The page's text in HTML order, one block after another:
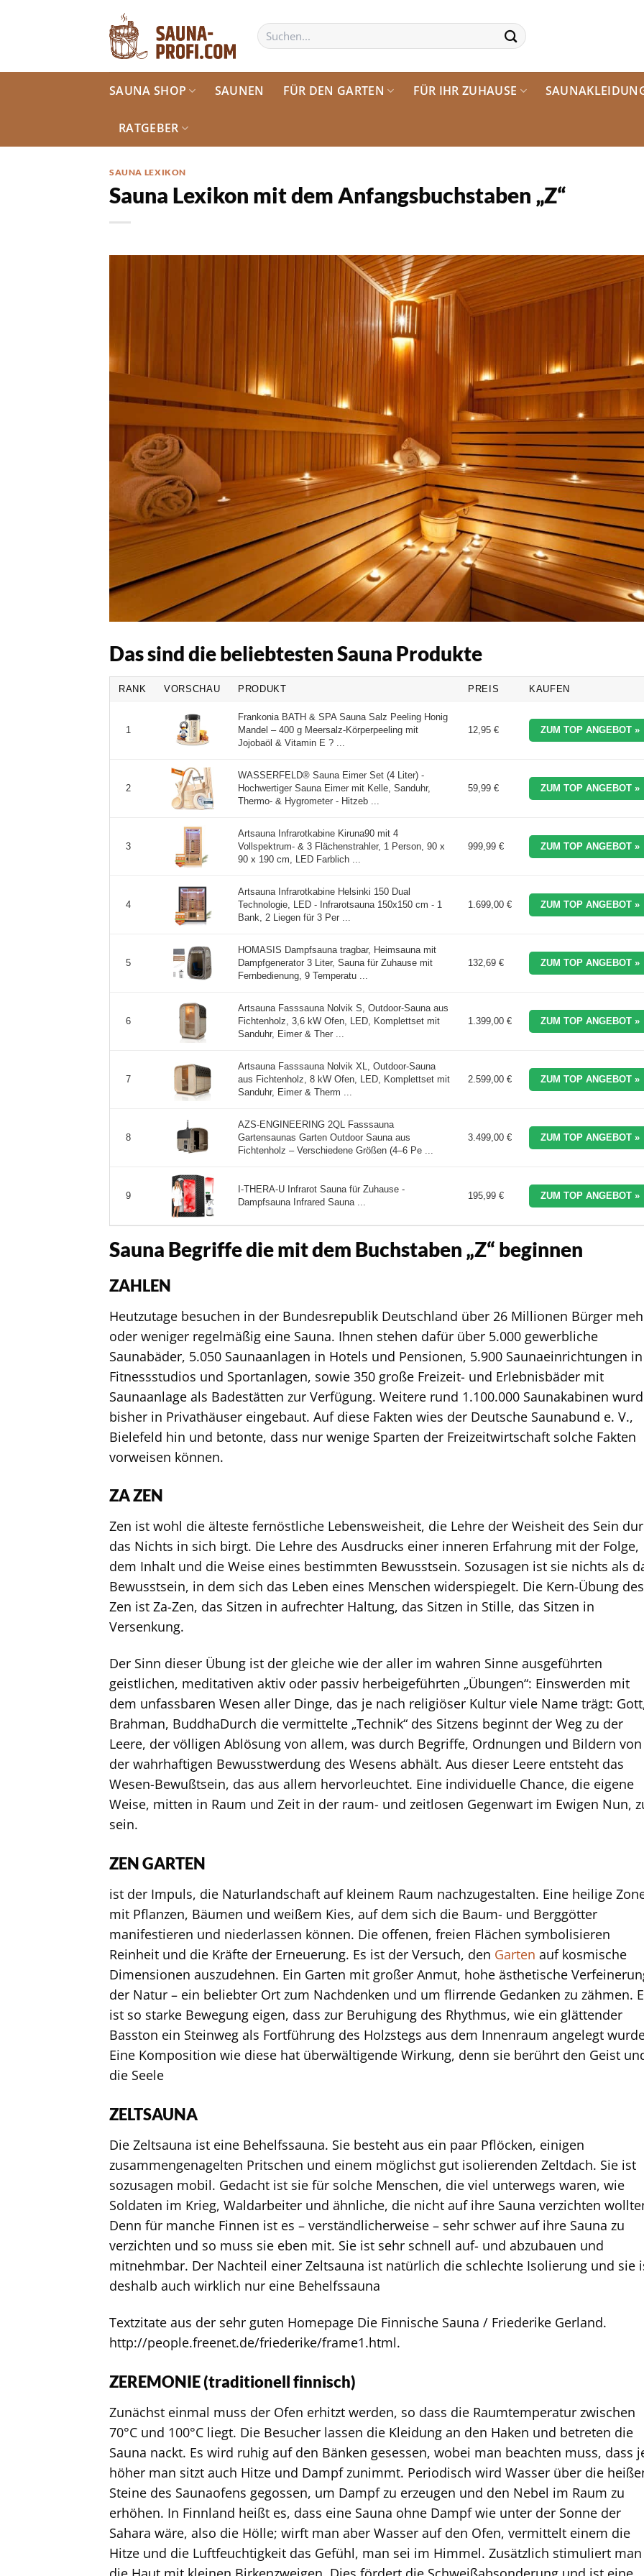
Suchen
nach:
SAUNA SHOP SAUNEN FÜR DEN GARTEN FÜR IHR ZUHAUSE
RATGEBER
SAUNA LEXIKON
Sauna Lexikon mit dem Anfangsbuchstaben „Z“
Das sind die beliebtesten Sauna Produkte
RANK VORSCHAU PRODUKT PREIS KAUFEN
1
Frankonia BATH & SPA Sauna Salz Peeling Honig
Mandel – 400 g Meersalz-Körperpeeling mit
Jojobaöl & Vitamin E ? ...
12,95 € ZUM TOP ANGEBOT »
2
WASSERFELD® Sauna Eimer Set (4 Liter) -
Hochwertiger Sauna Eimer mit Kelle, Sanduhr,
Thermo- & Hygrometer - Hitzeb ...
59,99 € ZUM TOP ANGEBOT »
3
Artsauna Infrarotkabine Kiruna90 mit 4
Vollspektrum- & 3 Flächenstrahler, 1 Person, 90 x
90 x 190 cm, LED Farblich ...
999,99 € ZUM TOP ANGEBOT »
4
Artsauna Infrarotkabine Helsinki 150 Dual
Technologie, LED - Infrarotsauna 150x150 cm - 1
Bank, 2 Liegen für 3 Per ...
1.699,00 € ZUM TOP ANGEBOT »
5
HOMASIS Dampfsauna tragbar, Heimsauna mit
Dampfgenerator 3 Liter, Sauna für Zuhause mit
Fernbedienung, 9 Temperatu ...
132,69 € ZUM TOP ANGEBOT »
6
Artsauna Fasssauna Nolvik S, Outdoor-Sauna aus
Fichtenholz, 3,6 kW Ofen, LED, Komplettset mit
Sanduhr, Eimer & Ther ...
1.399,00 € ZUM TOP ANGEBOT »
7
Artsauna Fasssauna Nolvik XL, Outdoor-Sauna
aus Fichtenholz, 8 kW Ofen, LED, Komplettset mit
Sanduhr, Eimer & Therm ...
2.599,00 € ZUM TOP ANGEBOT »
8
AZS-ENGINEERING 2QL Fasssauna
Gartensaunas Garten Outdoor Sauna aus
Fichtenholz – Verschiedene Größen (4–6 Pe ...
3.499,00 € ZUM TOP ANGEBOT »
9
I-THERA-U Infrarot Sauna für Zuhause -
Dampfsauna Infrared Sauna ...
195,99 € ZUM TOP ANGEBOT »
Sauna Begriffe die mit dem Buchstaben „Z“ beginnen
ZAHLEN
Heutzutage besuchen in der Bundesrepublik Deutschland über 26 Millionen Bürger
oder weniger regelmäßig eine Sauna. Ihnen stehen dafür über 5.000 gewerbliche
Saunabäder, 5.050 Saunaanlagen in Hotels und Pensionen, 5.900 Saunaeinrichtungen in
Fitnessstudios und Sportanlagen, sowie 350 große Freizeit- und Erlebnisbäder mit
Saunaanlage als Badestätten zur Verfügung. Weitere rund 1.100.000 Saunakabinen
bisher in Privathäuser eingebaut. Auf diese Fakten wies der Deutsche Saunabund e. V.,
Bielefeld hin und betonte, dass nur wenige Sparten der Freizeitwirtschaft solche Fakten
vorweisen können.
ZA ZEN
Zen ist wohl die älteste fernöstliche Lebensweisheit, die Lehre der Weisheit des Sein
das Nichts in sich birgt. Die Lehre des Ausdrucks einer inneren Erfahrung mit der Folge,
dem Inhalt und die Weise eines bestimmten Bewusstsein. Sozusagen ist sie nichts als
Bewusstsein, in dem sich das Leben eines Menschen widerspiegelt. Die Kern-Übung des
Zen ist Za-Zen, das Sitzen in aufrechter Haltung, das Sitzen in Stille, das Sitzen in
Versenkung.
Der Sinn dieser Übung ist der gleiche wie der aller im wahren Sinne ausgeführten
geistlichen, meditativen aktiv oder passiv herbeigeführten „Übungen“: Einswerden mit
dem unfassbaren Wesen aller Dinge, das je nach religiöser Kultur viele Name trägt:
Brahman, BuddhaDurch die vermittelte „Technik“ des Sitzens beginnt der Weg zu der
Leere, der völligen Ablösung von allem, was durch Begriffe, Ordnungen und Bildern von
der wahrhaftigen Bewusstwerdung des Wesens abhält. Aus dieser Leere entsteht das
Wesen-Bewußtsein, das aus allem hervorleuchtet. Eine individuelle Chance, die eigene
Weise, mitten in Raum und Zeit in der raum- und zeitlosen Gegenwart im Ewigen Nun,
sein.
ZEN GARTEN
ist der Impuls, die Naturlandschaft auf kleinem Raum nachzugestalten. Eine heilige
mit Pflanzen, Bäumen und weißem Kies, auf dem sich die Baum- und Berggötter
manifestieren und niederlassen können. Die offenen, freien Flächen symbolisieren
Reinheit und die Kräfte der Erneuerung. Es ist der Versuch, den Garten auf kosmische
Dimensionen auszudehnen. Ein Garten mit großer Anmut, hohe ästhetische
der Natur – ein beliebter Ort zum Nachdenken und um flirrende Gedanken zu zähmen.
ist so starke Bewegung eigen, dass zur Beruhigung des Rhythmus, wie ein glättender
Basston ein Steinweg als Fortführung des Holzstegs aus dem Innenraum angelegt
Eine Komposition wie diese hat überwältigende Wirkung, denn sie berührt den Geist
die Seele
ZELTSAUNA
Die Zeltsauna ist eine Behelfssauna. Sie besteht aus ein paar Pflöcken, einigen
zusammengenagelten Pritschen und einem möglichst gut isolierenden Zeltdach. Sie ist
sozusagen mobil. Gedacht ist sie für solche Menschen, die viel unterwegs waren, wie
Soldaten im Krieg, Waldarbeiter und ähnliche, die nicht auf ihre Sauna verzichten
Denn für manche Finnen ist es – verständlicherweise – sehr schwer auf ihre Sauna zu
verzichten und so muss sie eben mit. Sie ist sehr schnell auf- und abzubauen und
mitnehmbar. Der Nachteil einer Zeltsauna ist natürlich die schlechte Isolierung und sie
deshalb auch wirklich nur eine Behelfssauna
Textzitate aus der sehr guten Homepage Die Finnische Sauna / Friederike Gerland.
http://people.freenet.de/friederike/frame1.html.
ZEREMONIE (traditionell finnisch)
Zunächst einmal muss der Ofen erhitzt werden, so dass die Raumtemperatur zwischen
70°C und 100°C liegt. Die Besucher lassen die Kleidung an den Haken und betreten die
Sauna nackt. Es wird ruhig auf den Bänken gesessen, wobei man beachten muss, dass
höher man sitzt auch Hitze und Dampf zunimmt. Periodisch wird Wasser über die
Steine des Saunaofens gegossen, um Dampf zu erzeugen und den Nebel im Raum zu
erhöhen. In Finnland heißt es, dass eine Sauna ohne Dampf wie unter der Sonne der
Sahara wäre, also die Hölle; wirft man aber Wasser auf den Ofen, vermittelt einem die
Hitze und die Luftfeuchtigkeit das Gefühl, man sei im Himmel. Zusätzlich stimuliert man